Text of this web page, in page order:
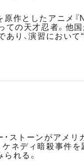
作としたアニメ『
ての天才忍者。他
あり、演習におい
ストーンがアメリ
ネディ暗殺事件を
れる。